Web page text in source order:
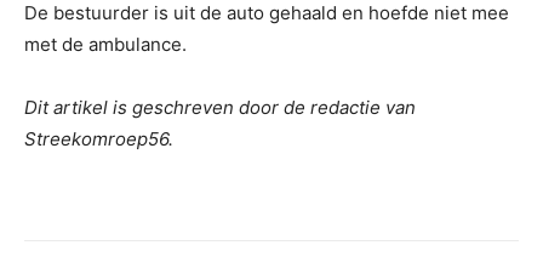
De bestuurder is uit de auto gehaald en hoefde niet mee
met de ambulance.
Dit artikel is geschreven door de redactie van
Streekomroep56.